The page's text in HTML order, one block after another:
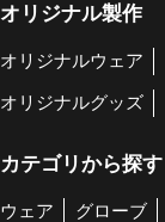
オリジナル製作
オリジナルウェア
オリジナルグッズ
カテゴリから探す
ウェア グローブ